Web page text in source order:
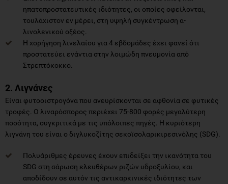
ηπατοπροστατευτικές ιδιότητες, οι οποίες οφείλονται,
τουλάχιστον εν μέρει, στη υψηλή συγκέντρωση α-
λινολενικού οξέος.
Η χορήγηση λινελαίου για 4 εβδομάδες έχει φανεί ότι
προστατεύει ενάντια στην λοιμώδη πνευμονία από
Στρεπτόκοκκο.
2. Λιγνάνες
Είναι φυτοοιστρογόνα που ανευρίσκονται σε αφθονία σε φυτικές
τροφές. Ο λιναρόσπορος περιέχει 75-800 φορές μεγαλύτερη
ποσότητα, συγκριτικά με τις υπόλοιπες πηγές. Η κυριότερη
λιγνάνη του είναι ο διγλυκοζίτης σεκοϊσολαρικιρεσινόλης (SDG).
Πολυάριθμες έρευνες έχουν επιδείξει την ικανότητα του
SDG στη σάρωση ελευθέρων ριζών υδροξυλίου, και
αποδίδουν σε αυτόν τις αντικαρκινικές ιδιότητες των